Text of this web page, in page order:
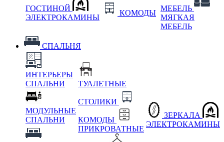
ГОСТИНОЙ
ЭЛЕКТРОКАМИНЫ
КОМОДЫ
МЕБЕЛЬ
МЯГКАЯ
МЕБЕЛЬ
СПАЛЬНЯ
ИНТЕРЬЕРЫ
СПАЛЬНИ
МОДУЛЬНЫЕ
СПАЛЬНИ
ТУАЛЕТНЫЕ
СТОЛИКИ
КОМОДЫ
ПРИКРОВАТНЫЕ
ЗЕРКАЛА
ЭЛЕКТРОКАМИНЫ